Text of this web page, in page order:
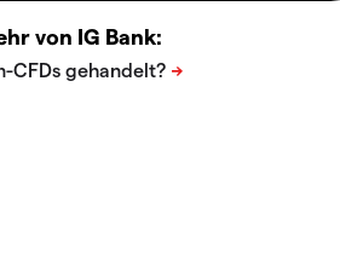
von IG Bank: